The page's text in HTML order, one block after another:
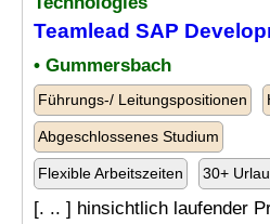
Teamlead SAP
• Gummersbach
Führungs-/ Leitungspositionen
Abgeschlossenes Studium
Flexible Arbeitszeiten 30+
[. .. ] hinsichtlich laufender